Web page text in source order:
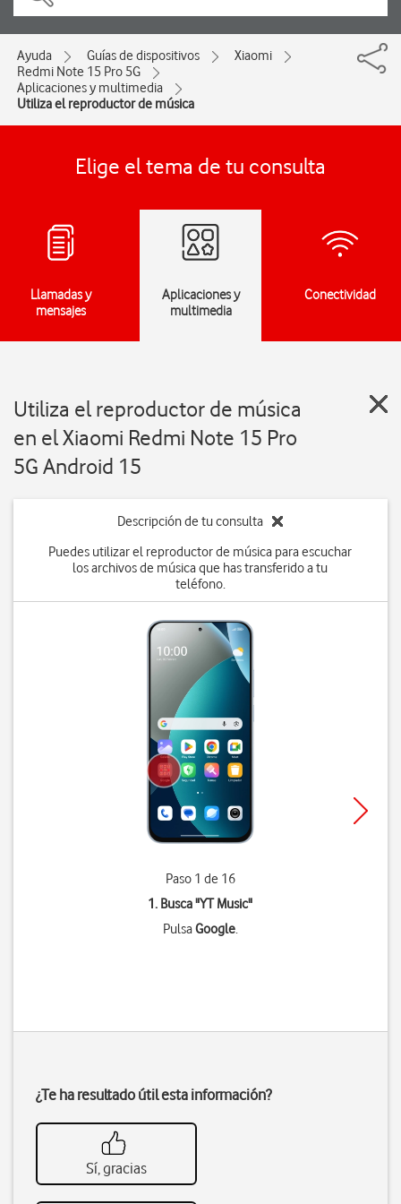
Ayuda Guías de dispositivos
Xiaomi
Redmi Note 15 Pro 5G
Aplicaciones y multimedia
Utiliza el reproductor de música
Elige el tema de tu consulta
Llamadas y
mensajes
Aplicaciones y
multimedia
Conectividad
Utiliza el reproductor de música
en el Xiaomi Redmi Note 15 Pro
5G Android 15
Descripción de tu consulta
Puedes utilizar el reproductor de música para escuchar
los archivos de música que has transferido a tu
teléfono.
Paso 1 de 16
1. Busca "YT Music"
PulsaGoogle.
¿Te ha resultado útil esta información?
Sí, gracias